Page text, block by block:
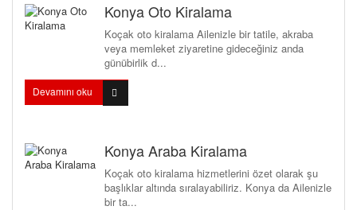
Konya Oto Kiralama
Koçak oto kiralama Ailenizle bir tatile, akraba
veya memleket ziyaretine gideceğiniz anda
günübirlik d...
Devamını oku
Konya Araba Kiralama
Koçak oto kiralama hizmetlerini özet olarak şu
başlıklar altında sıralayabiliriz. Konya da Ailenizle
bir ta...